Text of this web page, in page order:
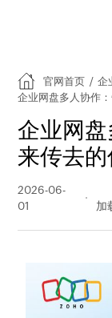
官网首页 / 企
企业网盘多人协作
企业网
来传去
2026-06-
01
量